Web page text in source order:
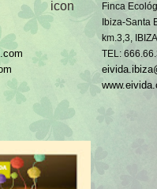
Finca
Ibiza-Santa
km.3,3, IBIZA
TEL: